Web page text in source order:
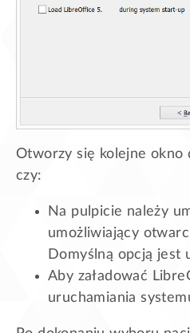
Otworzy się kolejne okno
czy:
Na pulpicie należy
umożliwiający
Domyślną opcją jest
Aby załadować
uruchamiania